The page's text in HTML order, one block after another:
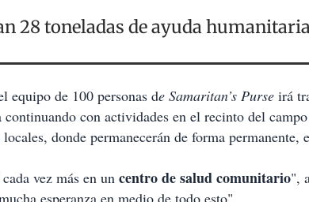
28 toneladas de ayuda
equipo de 100 personas de Samaritan’s Purse irá
continuando con actividades en el recinto del
donde permanecerán de forma permanente,
vez más en un centro de salud comunitario",
esperanza en medio de todo esto".